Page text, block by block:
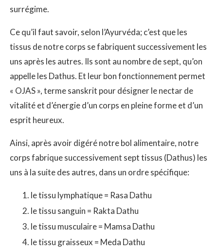
surrégime.
Ce qu’il faut savoir, selon l’Ayurvéda; c’est que les
tissus de notre corps se fabriquent successivement les
uns après les autres. Ils sont au nombre de sept, qu’on
appelle les Dathus. Et leur bon fonctionnement permet
« OJAS », terme sanskrit pour désigner le nectar de
vitalité et d’énergie d’un corps en pleine forme et d’un
esprit heureux.
Ainsi, après avoir digéré notre bol alimentaire, notre
corps fabrique successivement sept tissus (Dathus) les
uns à la suite des autres, dans un ordre spécifique:
le tissu lymphatique = Rasa Dathu
le tissu sanguin = Rakta Dathu
le tissu musculaire = Mamsa Dathu
le tissu graisseux = Meda Dathu